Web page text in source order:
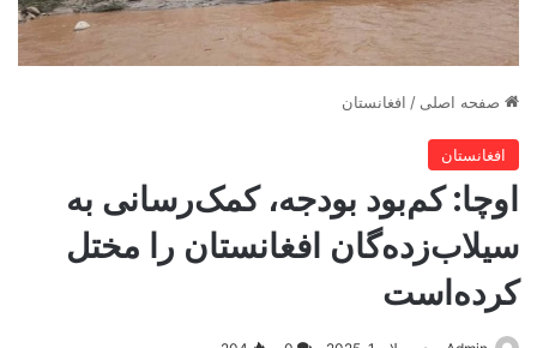
صفحه اصلی / افغانستان
افغانستان
اوچا: کم‌بود بودجه، کمک‌رسانی به
سیلاب‌زده‌گان افغانستان را مختل
کرده‌است